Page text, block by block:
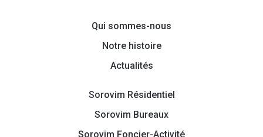
Qui sommes-nous
Notre histoire
Actualités
Sorovim Résidentiel
Sorovim Bureaux
Sorovim Foncier-Activité